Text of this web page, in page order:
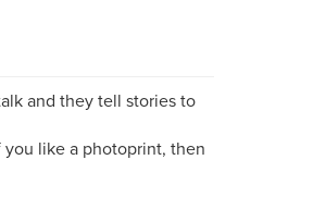
and they tell stories to
like a photoprint, then